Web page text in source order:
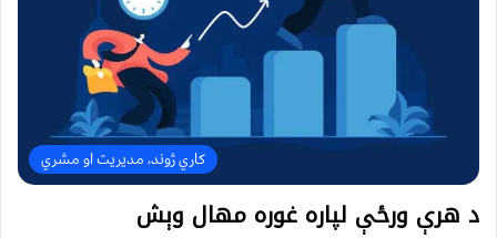
کاري ژوند، مدیریت او مشري
د هرې ورځې لپاره غوره مهال وېش